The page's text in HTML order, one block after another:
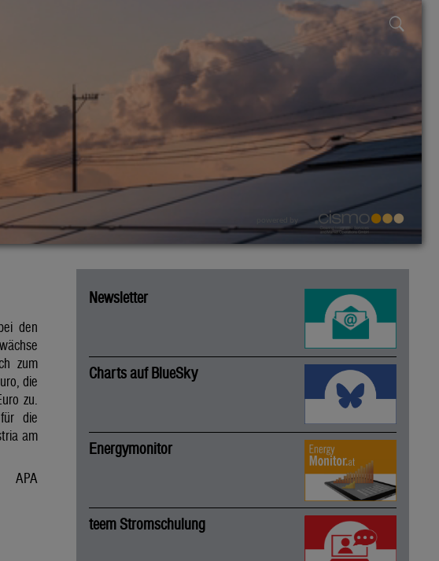
den
zum
die
zu.
die
am
APA
Newsletter
Charts auf BlueSky
Energymonitor
teem Stromschulung